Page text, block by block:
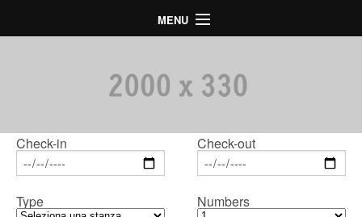
MENU
Mappa
Galleria
Offerte Speciali
Check-in Check-out
Type Numbers